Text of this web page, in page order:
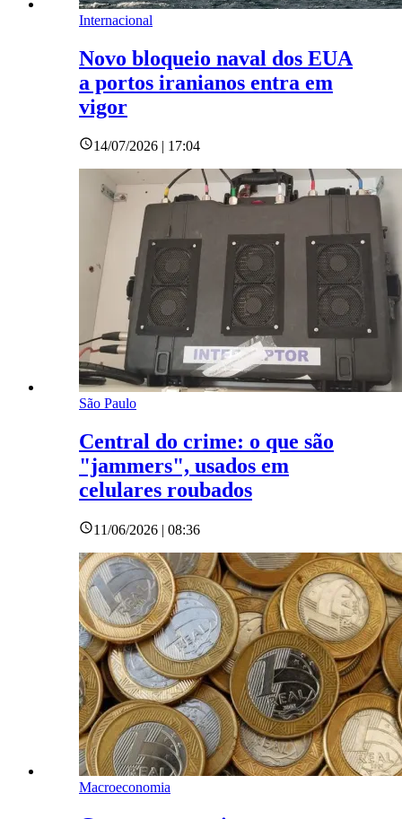
Internacional
Novo bloqueio naval dos EUA
a portos iranianos entra em
vigor
14/07/2026 | 17:04
São Paulo
Central do crime: o que são
"jammers", usados em
celulares roubados
11/06/2026 | 08:36
Macroeconomia